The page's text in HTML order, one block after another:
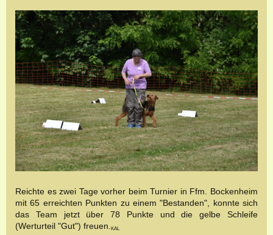
Reichte es zwei Tage vorher beim Turnier in Ffm. Bockenheim
mit 65 erreichten Punkten zu einem "Bestanden", konnte sich
das Team jetzt über 78 Punkte und die gelbe Schleife
(Werturteil "Gut") freuen.
KAL